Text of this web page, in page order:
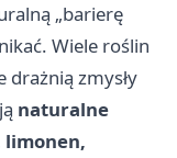
„barierę
Wiele roślin
zmysły
naturalne
limonen,